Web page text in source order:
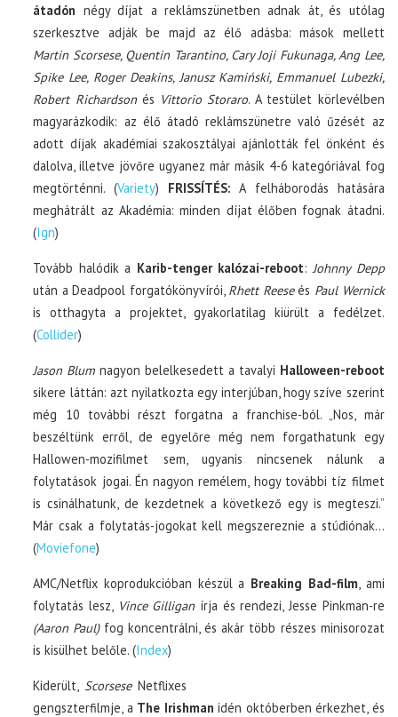
átadón négy díjat a reklámszünetben adnak át, és utólag
szerkesztve adják be majd az élő adásba: mások mellett
Martin Scorsese, Quentin Tarantino, Cary Joji Fukunaga, Ang Lee,
Spike Lee, Roger Deakins, Janusz Kamiński, Emmanuel Lubezki,
Robert Richardsonés Vittorio Storaro. A testület körlevélben
magyarázkodik: az élő átadó reklámszünetre való űzését az
adott díjak akadémiai szakosztályai ajánlották fel önként és
dalolva, illetve jövőre ugyanez már másik 4-6 kategóriával fog
megtörténni. (Variety) FRISSÍTÉS: A felháborodás hatására
meghátrált az Akadémia: minden díjat élőben fognak átadni.
(Ign)
Tovább halódik a Karib-tenger kalózai-reboot: Johnny Depp
után a Deadpool forgatókönyvírói, Rhett Reeseés Paul Wernick
is otthagyta a projektet, gyakorlatilag kiürült a fedélzet.
(Collider)
Jason Blum nagyon belelkesedett a tavalyi Halloween-reboot
sikere láttán: azt nyilatkozta egy interjúban, hogy szíve szerint
még 10 további részt forgatna a franchise-ból. „Nos, már
beszéltünk erről, de egyelőre még nem forgathatunk egy
Hallowen-mozifilmet sem, ugyanis nincsenek nálunk a
folytatások jogai. Én nagyon remélem, hogy további tíz filmet
is csinálhatunk, de kezdetnek a következő egy is megteszi.”
Már csak a folytatás-jogokat kell megszereznie a stúdiónak…
(Moviefone)
AMC/Netflix koprodukcióban készül a Breaking Bad-film , ami
folytatás lesz, Vince Gilliganírja és rendezi, Jesse Pinkman-re
(Aaron Paul)fog koncentrálni, és akár több részes minisorozat
is kisülhet belőle. (Index)
Kiderült, ScorseseNetflixes
gengszterfilmje, a The Irishman idén októberben érkezhet, és